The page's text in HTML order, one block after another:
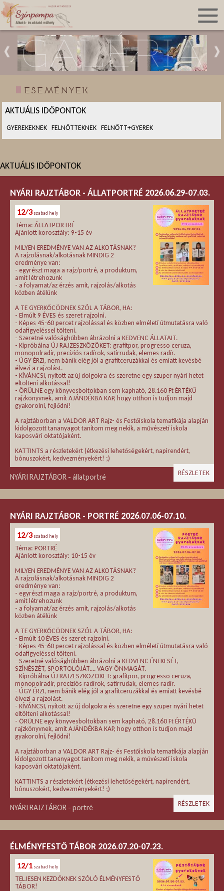
GALÉRIA
ESEMÉNYEK
AKTUÁLIS IDŐPONTOK
GYEREKEKNEK FELNŐTTEKNEK FELNŐTT+GYEREK
AKTUÁLIS IDŐPONTOK
NYÁRI RAJZTÁBOR - ÁLLATPORTRÉ 2026.06.29-07.03.
12/3 szabad hely
Téma: ÁLLATPORTRÉ
Ajánlott korosztály: 9-15 év
MILYEN EREDMÉNYE VAN AZ ALKOTÁSNAK?
A rajzolásnak/alkotásnak MINDIG 2
eredménye van:
- egyrészt maga a rajz/portré, a produktum,
amit létrehozunk
- a folyamat/az érzés amit, rajzolás/alkotás
közben átélünk
A TE GYERKŐCÖDNEK SZÓL A TÁBOR, HA:
- Elmúlt 9 ÉVES és szeret rajzolni.
- Képes 45-60 percet rajzolással és közben elméleti útmutatásra való
odafigyeléssel tölteni.
- Szeretné valósághűbben ábrázolni a KEDVENC ÁLLATAIT.
- Kipróbálna ÚJ RAJZESZKÖZÖKET: grafitpor, progresso ceruza,
monopolradír, precíziós radírok, satírrudak, elemes radír.
- ÚGY ÉRZI, nem bánik elég jól a grafitceruzákkal és emiatt kevésbé
élvezi a rajzolást.
- KÍVÁNCSI, nyitott az új dolgokra és szeretne egy szuper nyári hetet
eltölteni alkotással!
- ÖRÜLNE egy könyvesboltokban sem kapható, 28.160 Ft ÉRTÉKŰ
rajzkönyvnek, amit AJÁNDÉKBA KAP, hogy otthon is tudjon majd
gyakorolni, fejlődni!
A rajztáborban a VALDOR ART Rajz- és Festőiskola tematikája alapján
kidolgozott tananyagot tanítom meg nekik, a művészeti iskola
kaposvári oktatójaként.
KATTINTS a részletekért (étkezési lehetőségekért, napirendért,
bónuszokért, kedvezményekért! ;)
RÉSZLETEK
NYÁRI RAJZTÁBOR - állatportré
NYÁRI RAJZTÁBOR - PORTRÉ 2026.07.06-07.10.
12/3 szabad hely
Téma: PORTRÉ
Ajánlott korosztály: 10-15 év
MILYEN EREDMÉNYE VAN AZ ALKOTÁSNAK?
A rajzolásnak/alkotásnak MINDIG 2
eredménye van:
- egyrészt maga a rajz/portré, a produktum,
amit létrehozunk
- a folyamat/az érzés amit, rajzolás/alkotás
közben átélünk
A TE GYERKŐCÖDNEK SZÓL A TÁBOR, HA:
- Elmúlt 10 ÉVES és szeret rajzolni.
- Képes 45-60 percet rajzolással és közben elméleti útmutatásra való
odafigyeléssel tölteni.
- Szeretné valósághűbben ábrázolni a KEDVENC ÉNEKESÉT,
SZÍNÉSZÉT, SPORTOLÓJÁT.... VAGY ÖNMAGÁT.
- Kipróbálna ÚJ RAJZESZKÖZÖKET: grafitpor, progresso ceruza,
monopolradír, precíziós radírok, satírrudak, elemes radír.
- ÚGY ÉRZI, nem bánik elég jól a grafitceruzákkal és emiatt kevésbé
élvezi a rajzolást.
- KÍVÁNCSI, nyitott az új dolgokra és szeretne egy szuper nyári hetet
eltölteni alkotással!
- ÖRÜLNE egy könyvesboltokban sem kapható, 28.160 Ft ÉRTÉKŰ
rajzkönyvnek, amit AJÁNDÉKBA KAP, hogy otthon is tudjon majd
gyakorolni, fejlődni!
A rajztáborban a VALDOR ART Rajz- és Festőiskola tematikája alapján
kidolgozott tananyagot tanítom meg nekik, a művészeti iskola
kaposvári oktatójaként.
KATTINTS a részletekért (étkezési lehetőségekért, napirendért,
bónuszokért, kedvezményekért! ;)
RÉSZLETEK
NYÁRI RAJZTÁBOR - portré
ÉLMÉNYFESTŐ TÁBOR 2026.07.20-07.23.
12/1 szabad hely
TELJESEN KEZDŐKNEK SZÓLÓ ÉLMÉNYFESTŐ
TÁBOR!